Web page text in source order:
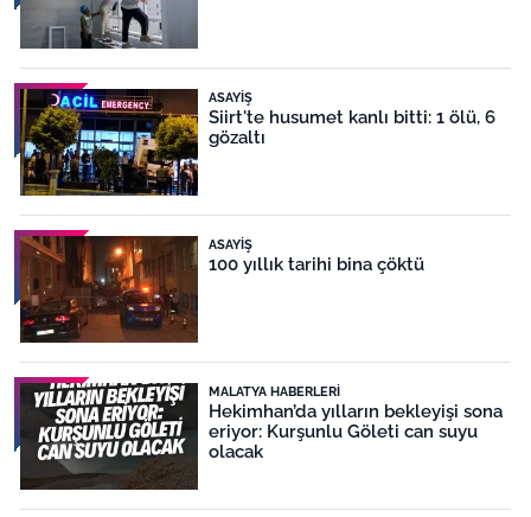
ASAYIŞ
Siirt'te husumet kanlı bitti: 1 ölü, 6
gözaltı
ASAYIŞ
100 yıllık tarihi bina çöktü
MALATYA HABERLERI
Hekimhan’da yılların bekleyişi sona
eriyor: Kurşunlu Göleti can suyu
olacak